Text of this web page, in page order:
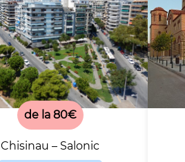
de la 80€
Chisinau – Salonic